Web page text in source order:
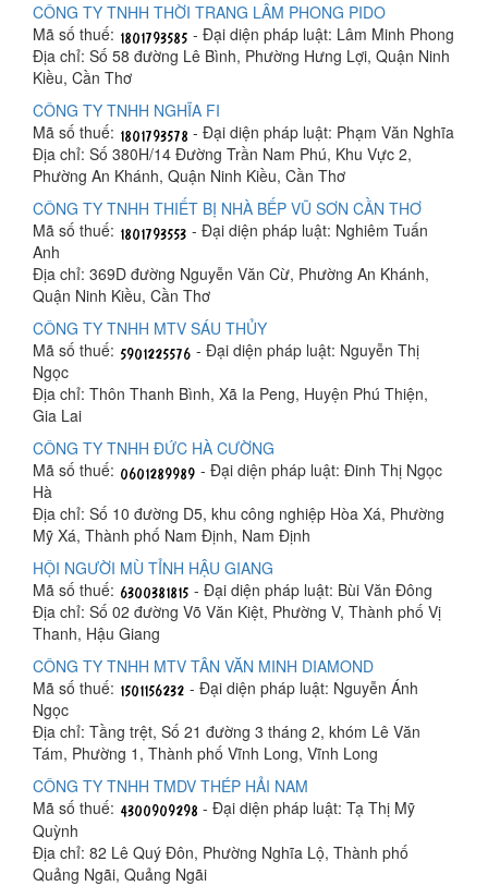
CÔNG TY TNHH THỜI TRANG LÂM PHONG PIDO
Mã số thuế:
- Đại diện pháp luật: Lâm Minh Phong
Địa chỉ: Số 58 đường Lê Bình, Phường Hưng Lợi, Quận Ninh
Kiều, Cần Thơ
CÔNG TY TNHH NGHĨA FI
Mã số thuế:
- Đại diện pháp luật: Phạm Văn Nghĩa
Địa chỉ: Số 380H/14 Đường Trần Nam Phú, Khu Vực 2,
Phường An Khánh, Quận Ninh Kiều, Cần Thơ
CÔNG TY TNHH THIẾT BỊ NHÀ BẾP VŨ SƠN CẦN THƠ
Mã số thuế:
- Đại diện pháp luật: Nghiêm Tuấn
Anh
Địa chỉ: 369D đường Nguyễn Văn Cừ, Phường An Khánh,
Quận Ninh Kiều, Cần Thơ
CÔNG TY TNHH MTV SÁU THỦY
Mã số thuế:
- Đại diện pháp luật: Nguyễn Thị
Ngọc
Địa chỉ: Thôn Thanh Bình, Xã Ia Peng, Huyện Phú Thiện,
Gia Lai
CÔNG TY TNHH ĐỨC HÀ CƯỜNG
Mã số thuế:
- Đại diện pháp luật: Đinh Thị Ngọc
Hà
Địa chỉ: Số 10 đường D5, khu công nghiệp Hòa Xá, Phường
Mỹ Xá, Thành phố Nam Định, Nam Định
HỘI NGƯỜI MÙ TỈNH HẬU GIANG
Mã số thuế:
- Đại diện pháp luật: Bùi Văn Đông
Địa chỉ: Số 02 đường Võ Văn Kiệt, Phường V, Thành phố Vị
Thanh, Hậu Giang
CÔNG TY TNHH MTV TÂN VĂN MINH DIAMOND
Mã số thuế:
- Đại diện pháp luật: Nguyễn Ánh
Ngọc
Địa chỉ: Tầng trệt, Số 21 đường 3 tháng 2, khóm Lê Văn
Tám, Phường 1, Thành phố Vĩnh Long, Vĩnh Long
CÔNG TY TNHH TMDV THÉP HẢI NAM
Mã số thuế:
- Đại diện pháp luật: Tạ Thị Mỹ
Quỳnh
Địa chỉ: 82 Lê Quý Đôn, Phường Nghĩa Lộ, Thành phố
Quảng Ngãi, Quảng Ngãi